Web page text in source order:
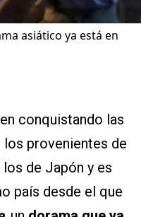
asiático ya está en
conquistando las
los provenientes de
los de Japón y es
país desde el que